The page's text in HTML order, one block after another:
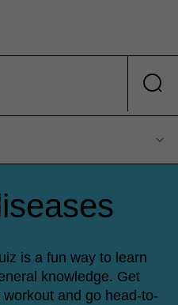
is a fun way to learn
knowledge. Get
and go head-to-